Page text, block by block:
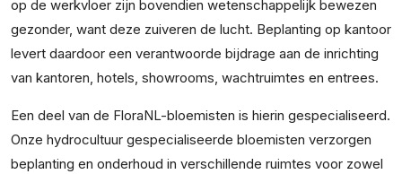
op de werkvloer zijn bovendien wetenschappelijk bewezen
gezonder, want deze zuiveren de lucht. Beplanting op kantoor
levert daardoor een verantwoorde bijdrage aan de inrichting
van kantoren, hotels, showrooms, wachtruimtes en entrees.
Een deel van de FloraNL-bloemisten is hierin gespecialiseerd.
Onze hydrocultuur gespecialiseerde bloemisten verzorgen
beplanting en onderhoud in verschillende ruimtes voor zowel